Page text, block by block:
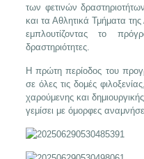
των φετινών
και τα Αθλητικά Τμήματα
εμπλουτίζοντας το
δραστηριότητες.
Η πρώτη περίοδος του
σε όλες τις δομές
χαρούμενης και
γεμίσει με όμορφες